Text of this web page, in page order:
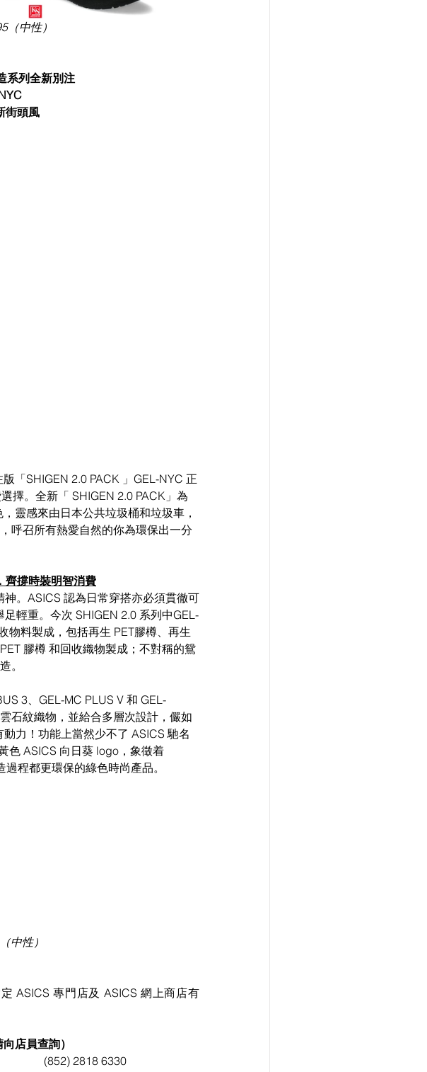
（中性）
系列全新別注
街頭風
「SHIGEN 2.0 PACK 」GEL-NYC 正
擇。全新「 SHIGEN 2.0 PACK」為
靈感來由日本公共垃圾桶和垃圾車，
呼召所有熱愛自然的你為環保出一分
齊撐時裝明智消費
。ASICS 認為日常穿搭亦必須貫徹可
輕重。今次 SHIGEN 2.0 系列中GEL-
物料製成，包括再生 PET膠樽、再生
膠樽 和回收織物製成；不對稱的鴛
。
3、GEL-MC PLUS V 和 GEL-
石紋織物，並給合多層次設計，儼如
力！功能上當然少不了 ASICS 馳名
色 ASICS 向日葵 logo，象徵着
程都更環保的綠色時尚產品。
中性）
ASICS 專門店及 ASICS 網上商店有
店員查詢）
九龍	尖沙咀海港城海運大廈二階OT268-9號舖					(852) 2818 6330